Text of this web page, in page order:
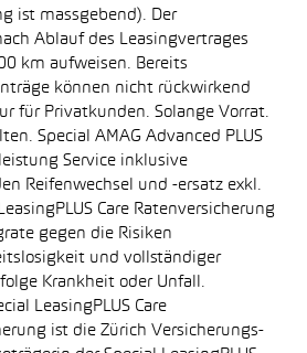
ist massgebend). Der
Ablauf des Leasingvertrages
km aufweisen. Bereits
können nicht rückwirkend
für Privatkunden. Solange Vorrat.
Special AMAG Advanced PLUS
Service inklusive
Reifenwechsel und -ersatz exkl.
Care Ratenversicherung
gegen die Risiken
und vollständiger
Krankheit oder Unfall.
LeasingPLUS Care
ist die Zürich Versicherungs-